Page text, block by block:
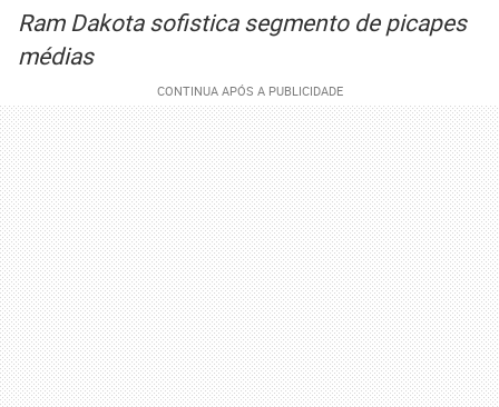
Ram Dakota sofistica segmento de picapes
médias